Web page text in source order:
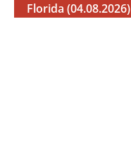
Florida (04.08.2026)